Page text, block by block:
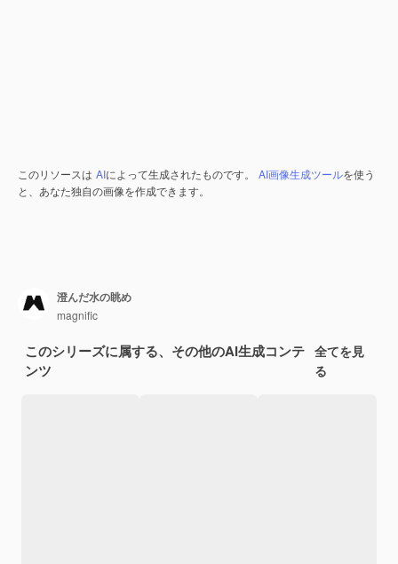
このリソースは AIによって生成されたものです。 AI画像生成ツールを使う
と、あなた独自の画像を作成できます。
澄んだ水の眺め
magnific
このシリーズに属する、その他のAI生成コンテ
ンツ
全てを見
る